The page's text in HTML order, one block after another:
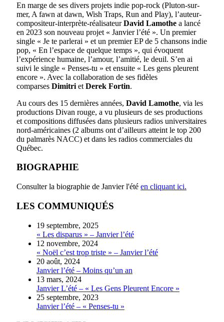
En marge de ses divers projets indie pop-rock (Pluton-sur-
mer, A fawn at dawn, Wish Traps, Run and Play), l’auteur-
compositeur-interprète-réalisateurDavid Lamothe a lancé
en 2023 son nouveau projet « Janvier l’été ». Un premier
single « Je te parlerai » et un premier EP de 5 chansons indie
pop, « En l’espace de quelque temps », qui évoquent
l’expérience humaine, l’amour, l’amitié, le deuil. S’en ai
suivi le single « Penses-tu » et ensuite « Les gens pleurent
encore ». Avec la collaboration de ses fidèles
comparses Dimitri et Derek Fortin.
Au cours des 15 dernières années, David Lamothe, via les
productions Divan rouge, a vu plusieurs de ses productions
et compositions diffusées dans plusieurs radios universitaires
nord-américaines (2 albums ont d’ailleurs atteint le top 200
du palmarès NACC) et dans les radios commerciales du
Québec.
BIOGRAPHIE
Consulter la biographie de Janvier l'été en cliquant ici.
LES COMMUNIQUÉS
19 septembre, 2025
« Les disparus » – Janvier l’été
12 novembre, 2024
« Noël c’est trop triste » – Janvier l’été
20 août, 2024
Janvier l’été – Moins qu’un an
13 mars, 2024
Janvier L’été – « Les Gens Pleurent Encore »
25 septembre, 2023
Janvier l’été – « Penses-tu »